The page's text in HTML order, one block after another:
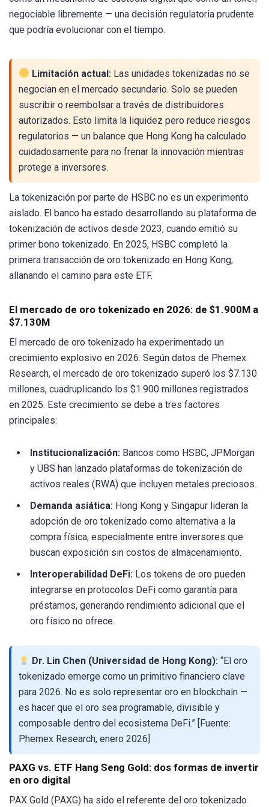
negociable libremente — una decisión regulatoria prudente
que podría evolucionar con el tiempo.
Limitación actual: Las unidades tokenizadas no se
negocian en el mercado secundario. Solo se pueden
suscribir o reembolsar a través de distribuidores
autorizados. Esto limita la liquidez pero reduce riesgos
regulatorios — un balance que Hong Kong ha calculado
cuidadosamente para no frenar la innovación mientras
protege a inversores.
La tokenización por parte de HSBC no es un experimento
aislado. El banco ha estado desarrollando su plataforma de
tokenización de activos desde 2023, cuando emitió su
primer bono tokenizado. En 2025, HSBC completó la
primera transacción de oro tokenizado en Hong Kong,
allanando el camino para este ETF.
El mercado de oro tokenizado en 2026: de $1.900M a
$7.130M
El mercado de oro tokenizado ha experimentado un
crecimiento explosivo en 2026. Según datos de Phemex
Research, el mercado de oro tokenizado superó los $7.130
millones, cuadruplicando los $1.900 millones registrados
en 2025. Este crecimiento se debe a tres factores
principales:
Institucionalización: Bancos como HSBC, JPMorgan
y UBS han lanzado plataformas de tokenización de
activos reales (RWA) que incluyen metales preciosos.
Demanda asiática: Hong Kong y Singapur lideran la
adopción de oro tokenizado como alternativa a la
compra física, especialmente entre inversores que
buscan exposición sin costos de almacenamiento.
Interoperabilidad DeFi: Los tokens de oro pueden
integrarse en protocolos DeFi como garantía para
préstamos, generando rendimiento adicional que el
oro físico no ofrece.
Dr. Lin Chen (Universidad de Hong Kong): “El oro
tokenizado emerge como un primitivo financiero clave
para 2026. No es solo representar oro en blockchain —
es hacer que el oro sea programable, divisible y
composable dentro del ecosistema DeFi.” [Fuente:
Phemex Research, enero 2026]
PAXG vs. ETF Hang Seng Gold: dos formas de invertir
en oro digital
PAX Gold (PAXG) ha sido el referente del oro tokenizado